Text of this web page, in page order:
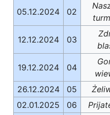
05.12.2024 02
12.12.2024 03
19.12.2024 04
26.12.2024
05
02.01.2025
06